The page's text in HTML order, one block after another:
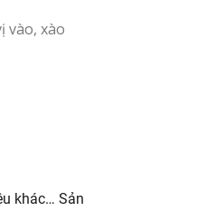
vào, xào
khác… Sản